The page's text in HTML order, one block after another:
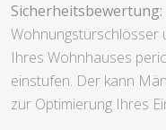
Sicherheitsbewertung:
Wohnungstürschlösser
Ihres Wohnhauses
einstufen. Der kann
zur Optimierung Ihres